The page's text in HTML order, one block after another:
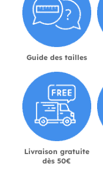
Guide des tailles
Livraison gratuite
dès 50€